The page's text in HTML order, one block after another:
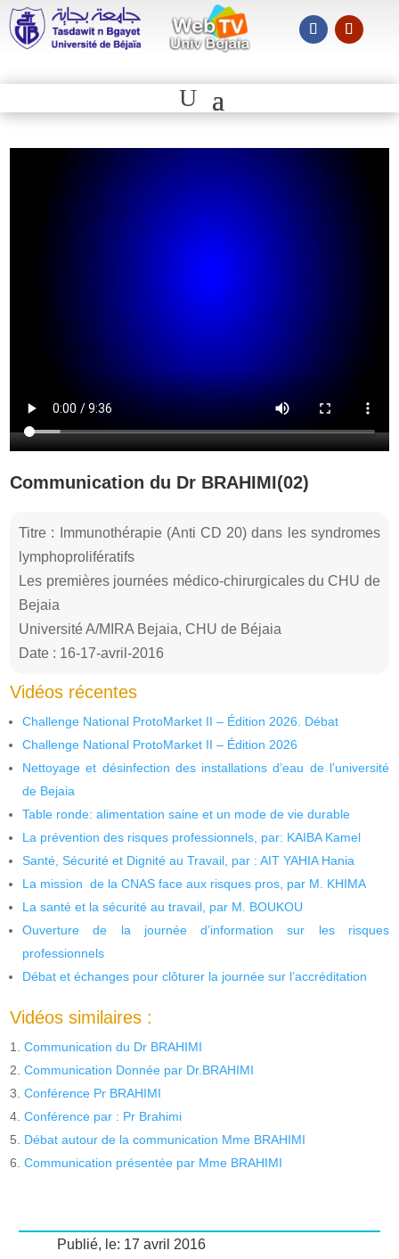
Communication du Dr BRAHIMI(02)
Titre : Immunothérapie (Anti CD 20) dans les syndromes
lymphoprolifératifs
Les premières journées médico-chirurgicales du CHU de
Bejaia
Université A/MIRA Bejaia, CHU de Béjaia
Date : 16-17-avril-2016
Vidéos récentes
Challenge National ProtoMarket II – Édition 2026. Débat
Challenge National ProtoMarket II – Édition 2026
Nettoyage et désinfection des installations d’eau de l’université
de Bejaia
Table ronde: alimentation saine et un mode de vie durable
La prévention des risques professionnels, par: KAIBA Kamel
Santé, Sécurité et Dignité au Travail, par : AIT YAHIA Hania
La mission de la CNAS face aux risques pros, par M. KHIMA
La santé et la sécurité au travail, par M. BOUKOU
Ouverture de la journée d’information sur les risques
professionnels
Débat et échanges pour clôturer la journée sur l’accréditation
Vidéos similaires :
Communication du Dr BRAHIMI
Communication Donnée par Dr.BRAHIMI
Conférence Pr BRAHIMI
Conférence par : Pr Brahimi
Débat autour de la communication Mme BRAHIMI
Communication présentée par Mme BRAHIMI
Publié, le: 17 avril 2016